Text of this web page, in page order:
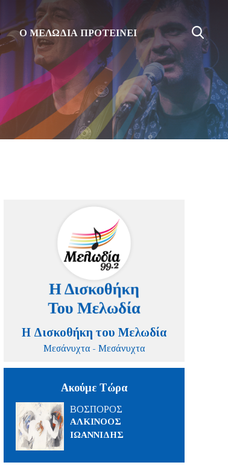
Ο ΜΕΛΩΔΙΑ ΠΡΟΤΕΙΝΕΙ
Η Δισκοθήκη του Μελωδία
Μεσάνυχτα - Μεσάνυχτα
Ακούμε Τώρα
ΒΟΣΠΟΡΟΣ
ΑΛΚΙΝΟΟΣ
ΙΩΑΝΝΙΔΗΣ